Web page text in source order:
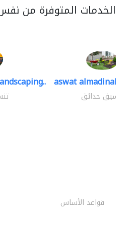
الخدمات المتوفرة من
aswat almadinah
تنسيق حدائق
قواعد الأساس